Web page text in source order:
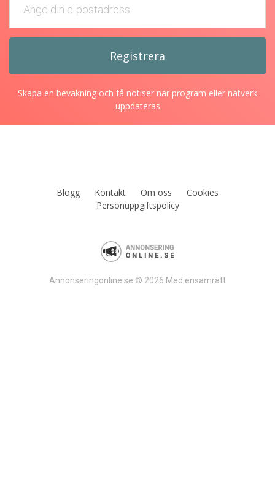
Skapa en bevakning och få notiser när program eller nätverk
uppdateras
Blogg Kontakt Om oss
Cookies
Personuppgiftspolicy
Annonseringonline.se © 2026 Med ensamrätt